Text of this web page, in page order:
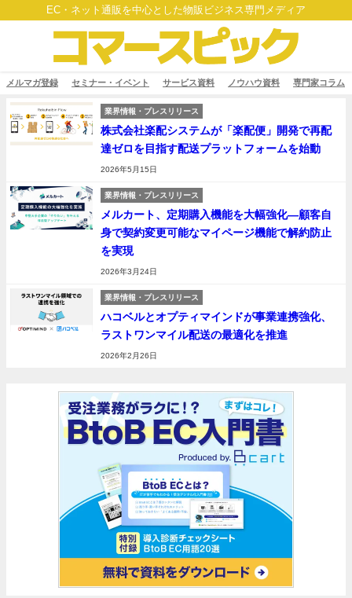
EC・ネット通販を中心とした物販ビジネス専門メディア
メルマガ登録 セミナー・イベント サービス資料 ノウハウ資料 専門家コラム
業界情報・プレスリリース
株式会社楽配システムが「楽配便」開発で再配
達ゼロを目指す配送プラットフォームを始動
2026年5月15日
業界情報・プレスリリース
メルカート、定期購入機能を大幅強化—顧客自
身で契約変更可能なマイページ機能で解約防止
を実現
2026年3月24日
業界情報・プレスリリース
ハコベルとオプティマインドが事業連携強化、
ラストワンマイル配送の最適化を推進
2026年2月26日